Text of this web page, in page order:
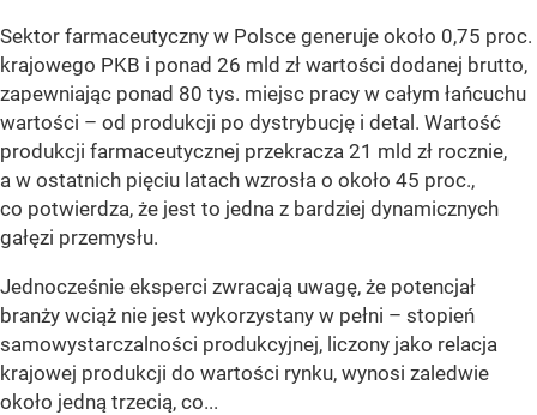
Sektor farmaceutyczny w Polsce generuje około 0,75 proc.
krajowego PKB i ponad 26 mld zł wartości dodanej brutto,
zapewniając ponad 80 tys. miejsc pracy w całym łańcuchu
wartości – od produkcji po dystrybucję i detal. Wartość
produkcji farmaceutycznej przekracza 21 mld zł rocznie,
a w ostatnich pięciu latach wzrosła o około 45 proc.,
co potwierdza, że jest to jedna z bardziej dynamicznych
gałęzi przemysłu.
Jednocześnie eksperci zwracają uwagę, że potencjał
branży wciąż nie jest wykorzystany w pełni – stopień
samowystarczalności produkcyjnej, liczony jako relacja
krajowej produkcji do wartości rynku, wynosi zaledwie
około jedną trzecią, co...